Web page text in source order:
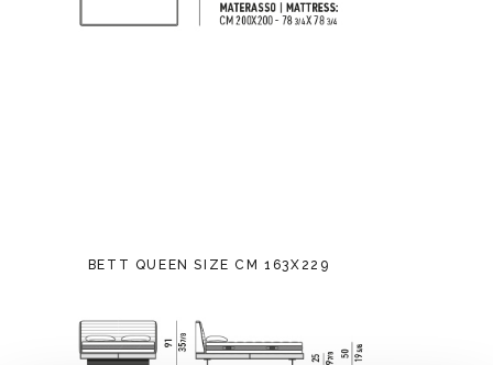
BETT QUEEN SIZE CM 163X229